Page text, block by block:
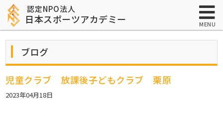
MENU
認定NPO法人
日本スポーツアカデミー
ブログ
児童クラブ 放課後子どもクラブ 栗原
2023年04月18日